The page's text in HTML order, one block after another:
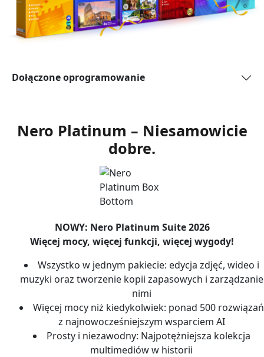
Dołączone oprogramowanie
Nero Platinum – Niesamowicie
dobre.
NOWY: Nero Platinum Suite 2026
Więcej mocy, więcej funkcji, więcej wygody!
Wszystko w jednym pakiecie: edycja zdjęć, wideo i
muzyki oraz tworzenie kopii zapasowych i zarządzanie
nimi
Więcej mocy niż kiedykolwiek: ponad 500 rozwiązań
z najnowocześniejszym wsparciem AI
Prosty i niezawodny: Najpotężniejsza kolekcja
multimediów w historii